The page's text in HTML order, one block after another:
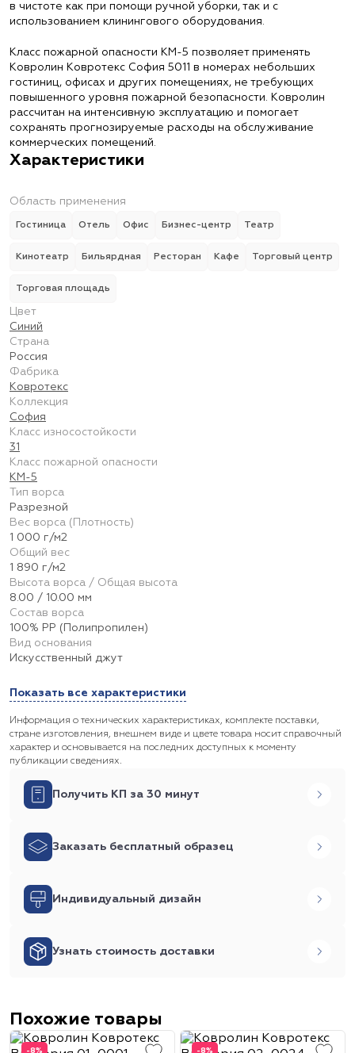
в чистоте как при помощи ручной уборки, так и с
использованием клинингового оборудования.
Класс пожарной опасности КМ-5 позволяет применять
Ковролин Ковротекс София 5011 в номерах небольших
гостиниц, офисах и других помещениях, не требующих
повышенного уровня пожарной безопасности. Ковролин
рассчитан на интенсивную эксплуатацию и помогает
сохранять прогнозируемые расходы на обслуживание
коммерческих помещений.
Характеристики
Область применения
Гостиница Отель Офис Бизнес-центр Театр
Кинотеатр Бильярдная Ресторан Кафе Торговый центр
Торговая площадь
Цвет
Синий
Страна
Россия
Фабрика
Ковротекс
Коллекция
София
Класс износостойкости
31
Класс пожарной опасности
КМ-5
Тип ворса
Разрезной
Вес ворса (Плотность)
1 000 г/м2
Общий вес
1 890 г/м2
Высота ворса / Общая высота
8.00 / 10.00 мм
Состав ворса
100% PP (Полипропилен)
Вид основания
Искусственный джут
Показать все характеристики
Информация о технических характеристиках, комплекте поставки,
стране изготовления, внешнем виде и цвете товара носит справочный
характер и основывается на последних доступных к моменту
публикации сведениях.
Получить КП за 30 минут
Заказать бесплатный образец
Индивидуальный дизайн
Узнать стоимость доставки
Похожие товары
-8% -8%